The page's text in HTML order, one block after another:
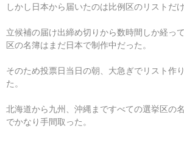
しかし日本から届いたのは比例区のリストだけ
立候補の届け出締め切りから数時間しか経っ
区の名簿はまだ日本で制作中だった。
そのため投票日当日の朝、大急ぎでリスト作
た。
北海道から九州、沖縄まですべての選挙区の
でかなり手間取った。